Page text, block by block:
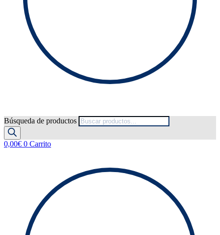
Búsqueda de productos
0,00€ 0 Carrito